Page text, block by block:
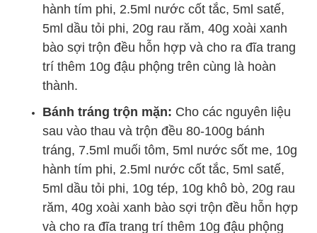
hành tím phi, 2.5ml nước cốt tắc, 5ml satế,
5ml dầu tỏi phi, 20g rau răm, 40g xoài xanh
bào sợi trộn đều hỗn hợp và cho ra đĩa trang
trí thêm 10g đậu phộng trên cùng là hoàn
thành.
Bánh tráng trộn mặn: Cho các nguyên liệu
sau vào thau và trộn đều 80-100g bánh
tráng, 7.5ml muối tôm, 5ml nước sốt me, 10g
hành tím phi, 2.5ml nước cốt tắc, 5ml satế,
5ml dầu tỏi phi, 10g tép, 10g khô bò, 20g rau
răm, 40g xoài xanh bào sợi trộn đều hỗn hợp
và cho ra đĩa trang trí thêm 10g đậu phộng